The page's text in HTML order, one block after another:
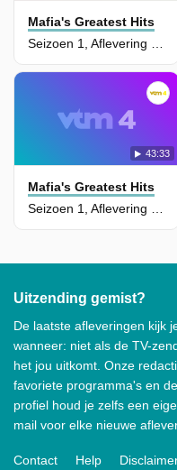
Mafia's Greatest Hits
Seizoen 1, Aflevering 10 - Santos Trafficante
43:33
Mafia's Greatest Hits
Uitzending gemist?
De laatste afleveringen kijk
wanneer: niet als de TV-
het jou uitkomt. Onze
favoriete programma's en
profiel houd je zelfs een
mail voor elke nieuwe
Contact Help